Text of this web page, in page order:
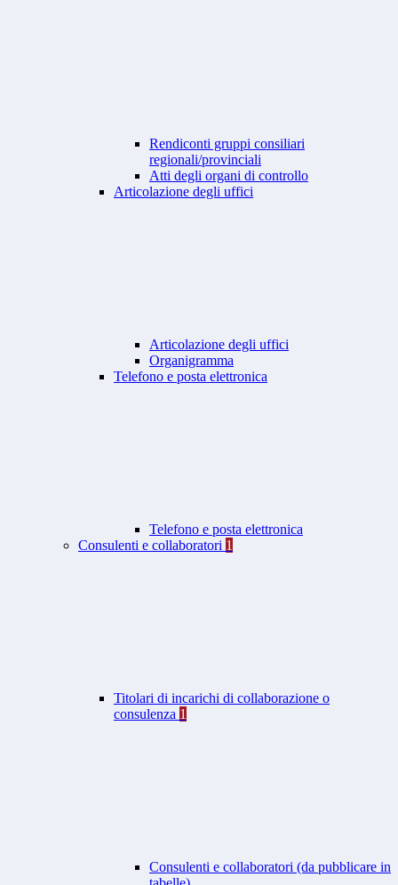
Rendiconti gruppi consiliari
regionali/provinciali
Atti degli organi di controllo
Articolazione degli uffici
Articolazione degli uffici
Organigramma
Telefono e posta elettronica
Telefono e posta elettronica
Consulenti e collaboratori 1
Titolari di incarichi di collaborazione o
consulenza 1
Consulenti e collaboratori (da pubblicare in